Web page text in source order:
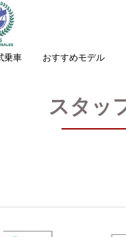
乗車 おすすめモデル
スタッ